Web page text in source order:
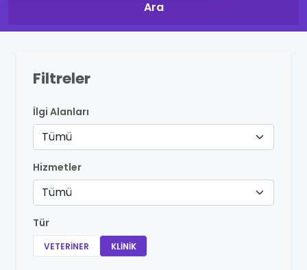
Filtreler
İlgi Alanları
Tümü
Hizmetler
Tümü
Tür
VETERINER KLINIK